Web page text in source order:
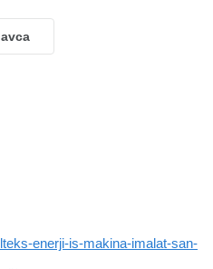
enerji-is-makina-imalat-san-